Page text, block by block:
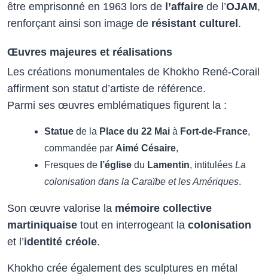
être emprisonné en 1963 lors de l’affaire de l’OJAM,
renforçant ainsi son image de résistant culturel .
Œuvres majeures et réalisations
Les créations monumentales de Khokho René-Corail
affirment son statut d’artiste de référence.
Parmi ses œuvres emblématiques figurent la :
Statue de la Place du 22 Mai à Fort-de-France,
commandée par Aimé Césaire,
Fresques de l’église du Lamentin, intitulées La
colonisation dans la Caraïbe et les Amériques.
Son œuvre valorise la mémoire collective
martiniquaise tout en interrogeant la colonisation
et l’identité créole.
Khokho crée également des sculptures en métal